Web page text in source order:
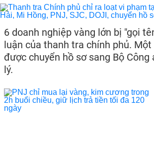
6 doanh nghiệp vàng lớn bị "gọi
luận của thanh tra chính phủ.
được chuyển hồ sơ sang Bộ
lý.